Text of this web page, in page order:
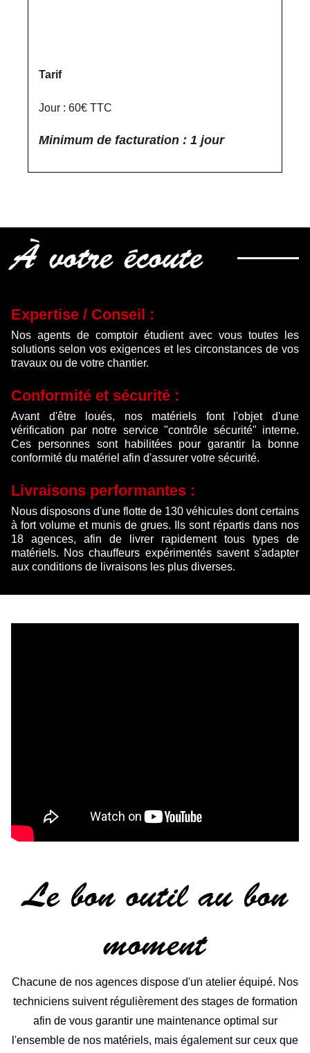
Tarif
Jour : 60€ TTC
Minimum de facturation : 1 jour
À votre écoute
Expertise / Conseil :
Nos agents de comptoir étudient avec vous toutes les
solutions selon vos exigences et les circonstances de vos
travaux ou de votre chantier.
Conformité et sécurité :
Avant d'être loués, nos matériels font l'objet d'une
vérification par notre service "contrôle sécurité" interne.
Ces personnes sont habilitées pour garantir la bonne
conformité du matériel afin d'assurer votre sécurité.
Livraisons performantes :
Nous disposons d'une flotte de 130 véhicules dont certains
à fort volume et munis de grues. Ils sont répartis dans nos
18 agences, afin de livrer rapidement tous types de
matériels. Nos chauffeurs expérimentés savent s'adapter
aux conditions de livraisons les plus diverses.
Le bon outil au bon
moment
Chacune de nos agences dispose d'un atelier équipé. Nos
techniciens suivent régulièrement des stages de formation
afin de vous garantir une maintenance optimal sur
l'ensemble de nos matériels, mais également sur ceux que